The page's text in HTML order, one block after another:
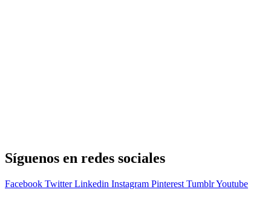
Síguenos en redes sociales
Facebook Twitter Linkedin Instagram Pinterest TumblrYoutube